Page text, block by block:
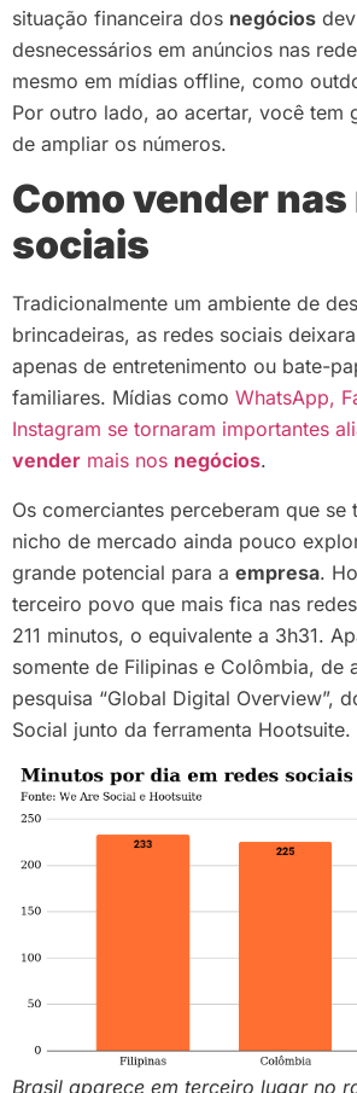
situação financeira dos negócios
desnecessários em anúncios nas
mesmo em mídias offline, como
Por outro lado, ao acertar, você tem
de ampliar os números.
Como vender
sociais
Tradicionalmente um ambiente de
brincadeiras, as redes sociais
apenas de entretenimento ou bate-
familiares. Mídias como WhatsApp,
Instagram se tornaram importantes
vender mais nos negócios.
Os comerciantes perceberam que se
nicho de mercado ainda pouco
grande potencial para a empresa.
terceiro povo que mais fica nas
211 minutos, o equivalente a 3h31.
somente de Filipinas e Colômbia, de
pesquisa “Global Digital Overview”,
Social junto da ferramenta Hootsuite.
Brasil aparece em terceiro lugar no